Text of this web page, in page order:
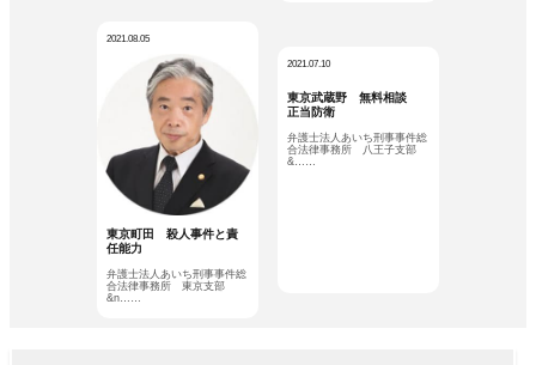
2021.08.05
東京町田 殺人事件と責
任能力
弁護士法人あいち刑事事件総
合法律事務所 東京支部
&n……
2021.07.10
東京武蔵野 無料相談
正当防衛
弁護士法人あいち刑事事件総
合法律事務所 八王子支部
&……